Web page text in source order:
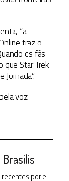
“a
traz o
os fãs
que Star Trek
voz.
por e-